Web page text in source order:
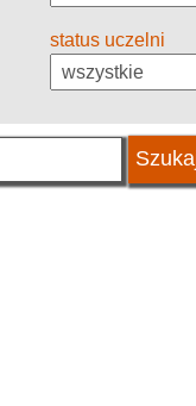
status uczelni